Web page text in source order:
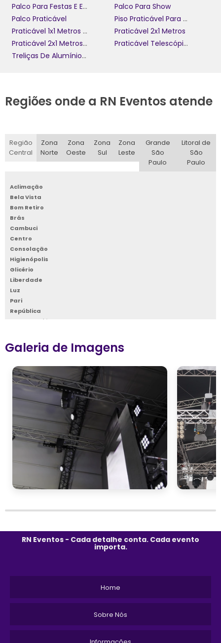
Palco Para Festas E Eventos
Palco Para Show
Palco Praticável
Piso Praticável Para Eventos
Praticável 1x1 Metros Para Eventos
Praticável 2x1 Metros
Praticável 2x1 Metros Para Aluguel
Praticável Telescópico
Treliças De Alumínio Para Eventos
Regiões onde a RN Eventos atende
Região
Central
Zona
Norte
Zona
Oeste
Zona
Sul
Zona
Leste
Grande
São
Paulo
Litoral de
São
Paulo
Aclimação
Bela Vista
Bom Retiro
Brás
Cambuci
Centro
Consolação
Higienópolis
Glicério
Liberdade
Luz
Pari
República
Santa Cecília
Sé
Vila Buarque
Galeria de Imagens
RN Eventos - Cada detalhe conta. Cada evento
importa.
Home
Sobre Nós